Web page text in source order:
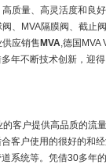
质量、高灵活度和良
、MVA隔膜阀、截止
应销售 MVA,德国MVA
年不断技术创新，迎
客户提供高品质的流
客户使用的很好的和
系统等。凭借30多年